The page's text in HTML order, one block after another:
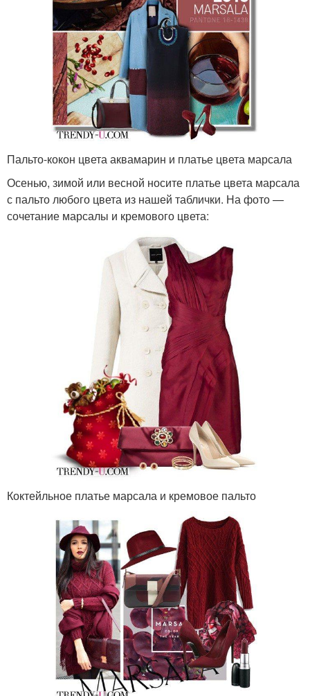
Пальто-кокон цвета аквамарин и платье цвета марсала
Осенью, зимой или весной носите платье цвета марсала
с пальто любого цвета из нашей таблички. На фото —
сочетание марсалы и кремового цвета:
Коктейльное платье марсала и кремовое пальто